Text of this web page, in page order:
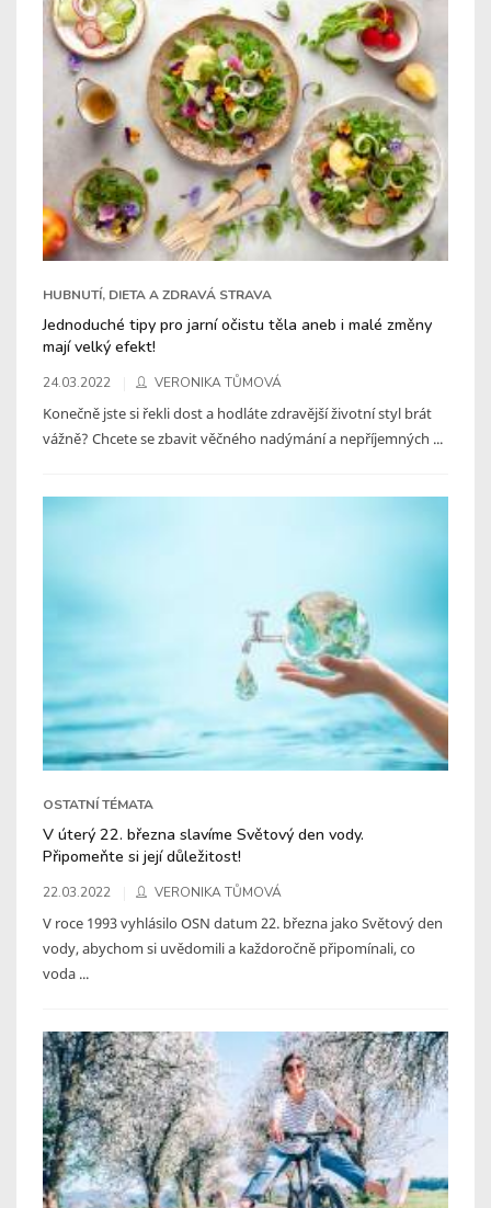
HUBNUTÍ, DIETA A ZDRAVÁ STRAVA
Jednoduché tipy pro jarní očistu těla aneb i malé změny
mají velký efekt!
24.03.2022 VERONIKA TŮMOVÁ
Konečně jste si řekli dost a hodláte zdravější životní styl brát
vážně? Chcete se zbavit věčného nadýmání a nepříjemných ...
OSTATNÍ TÉMATA
V úterý 22. března slavíme Světový den vody.
Připomeňte si její důležitost!
22.03.2022 VERONIKA TŮMOVÁ
V roce 1993 vyhlásilo OSN datum 22. března jako Světový den
vody, abychom si uvědomili a každoročně připomínali, co
voda ...